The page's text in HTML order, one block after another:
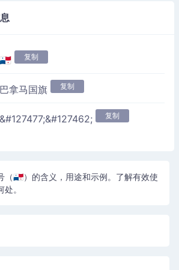
🇵🇦 复制
巴拿马国旗 复制
&#127477;&#127462; 复制
（🇵🇦）的含义，用途和示例。了解有效使
。